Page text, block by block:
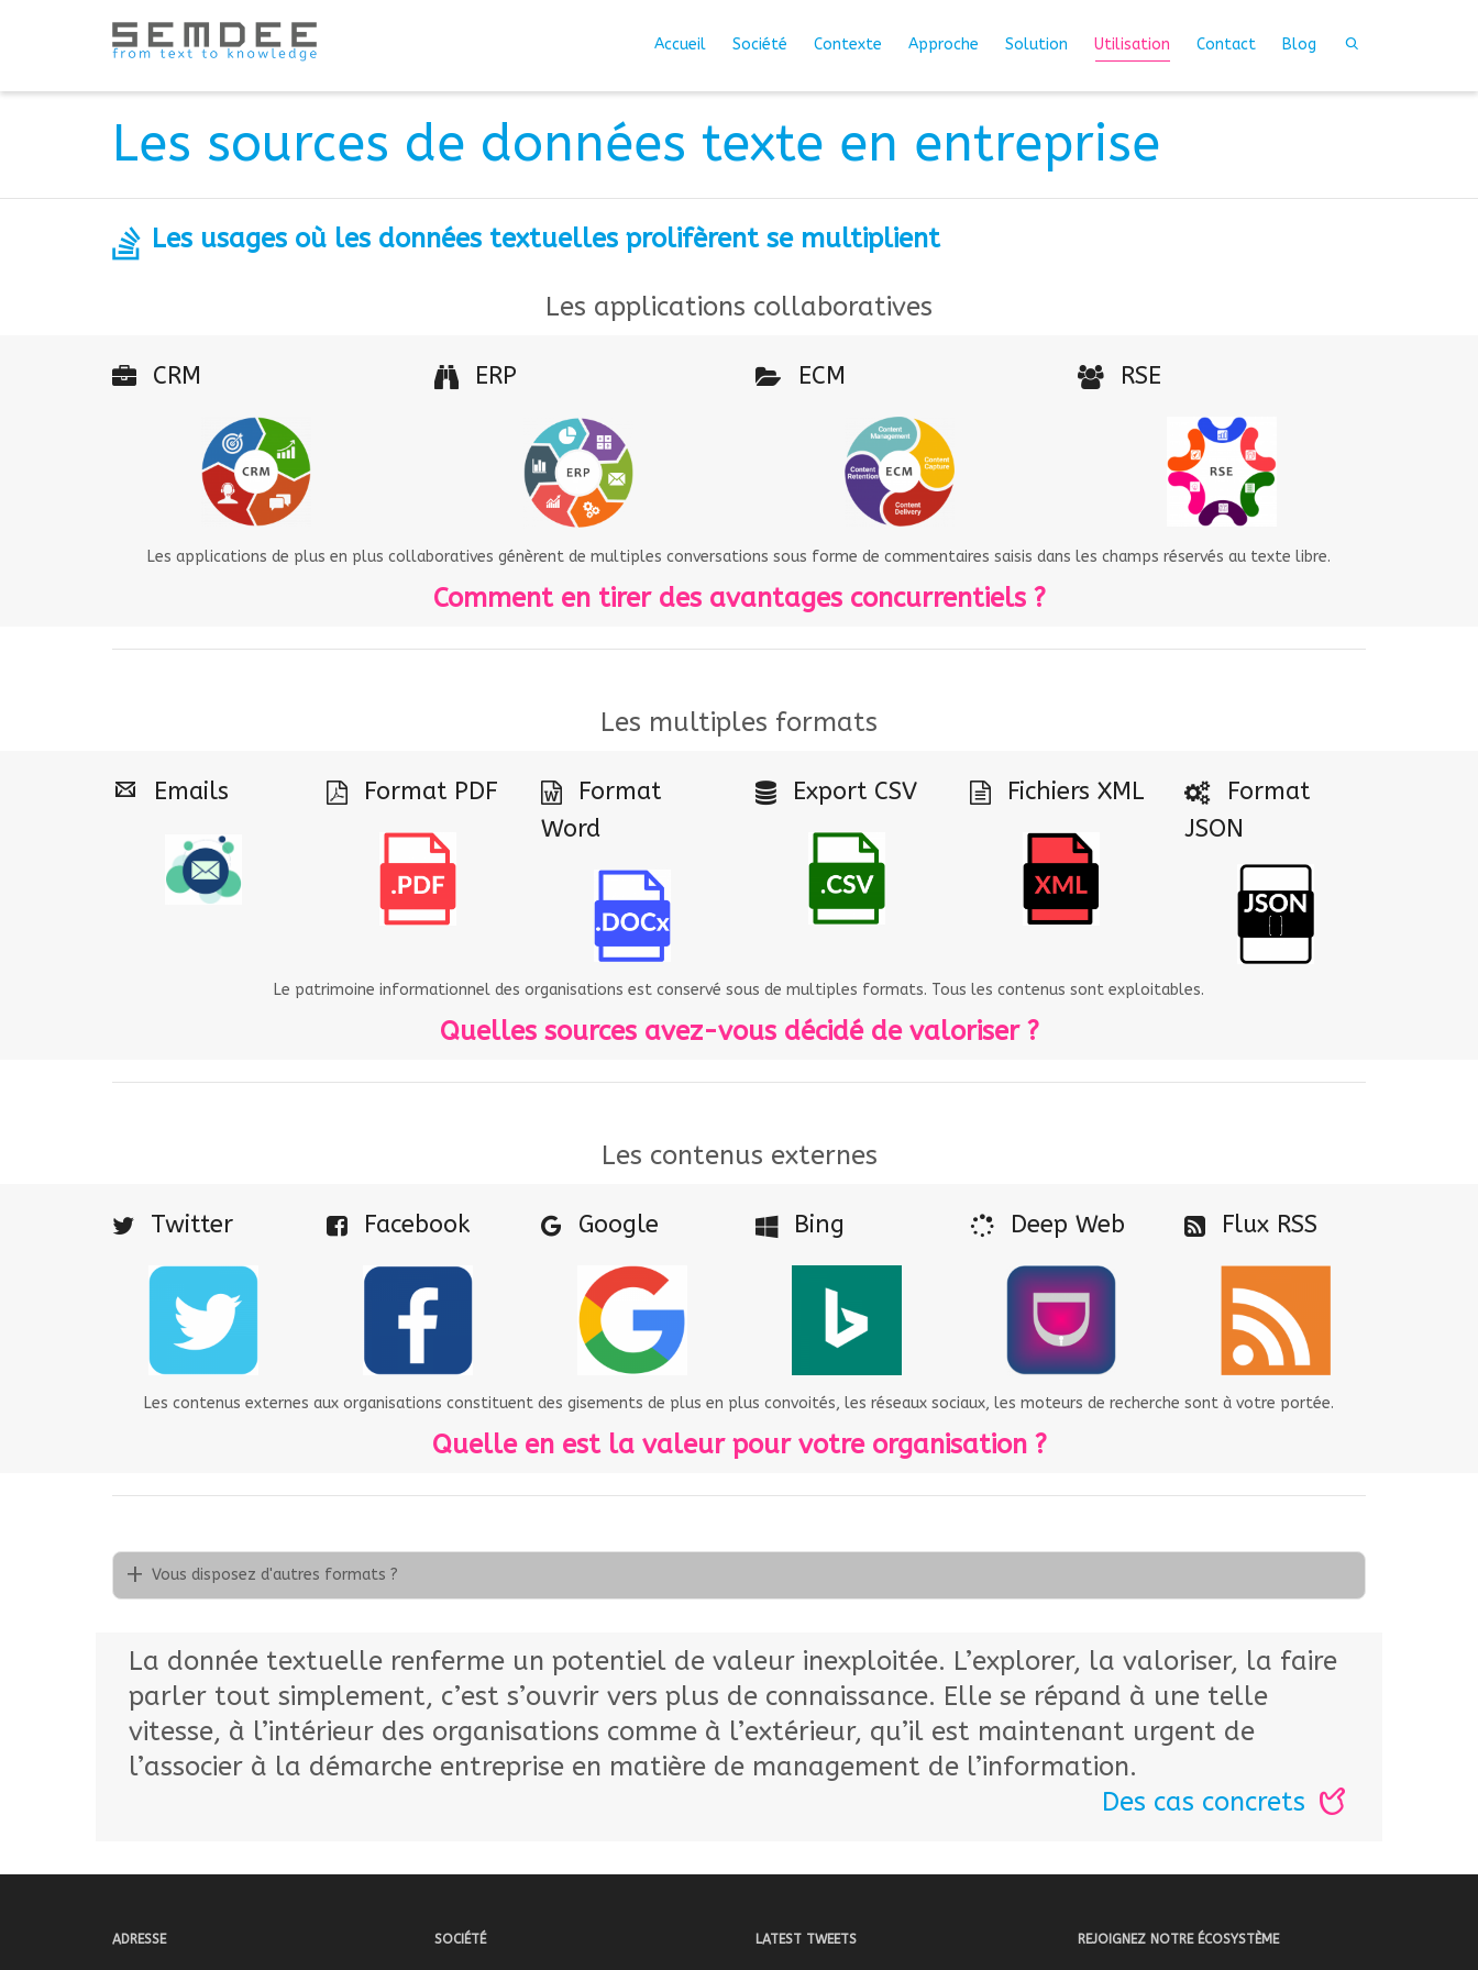
Accueil Société Contexte Approche Solution Utilisation Contact Blog
Les sources de données texte en entreprise
Les usages où les données textuelles prolifèrent se multiplient
Les applications collaboratives
CRM ERP ECM RSE
Les applications de plus en plus collaboratives génèrent de multiples conversations sous forme de commentaires saisis dans les champs réservés au texte libre.
Comment en tirer des avantages concurrentiels ?
Les multiples formats
Emails Format PDF
Format
Word
Export CSV Fichiers XML
Format
JSON
Le patrimoine informationnel des organisations est conservé sous de multiples formats. Tous les contenus sont exploitables.
Quelles sources avez-vous décidé de valoriser ?
Les contenus externes
Twitter Facebook Google Bing Deep Web Flux RSS
Les contenus externes aux organisations constituent des gisements de plus en plus convoités, les réseaux sociaux, les moteurs de recherche sont à votre portée.
Quelle en est la valeur pour votre organisation ?
Vous disposez d'autres formats ?
La donnée textuelle renferme un potentiel de valeur inexploitée. L’explorer, la valoriser, la faire
parler tout simplement, c’est s’ouvrir vers plus de connaissance. Elle se répand à une telle
vitesse, à l’intérieur des organisations comme à l’extérieur, qu’il est maintenant urgent de
l’associer à la démarche entreprise en matière de management de l’information.
Des cas concrets
ADRESSE SOCIÉTÉ LATEST TWEETS REJOIGNEZ NOTRE ÉCOSYSTÈME